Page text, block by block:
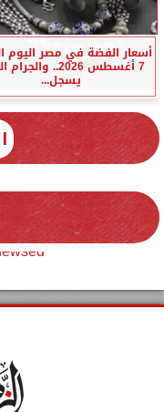
أسعار الفضة في مصر اليوم
7 أغسطس 2026..
يسجل...